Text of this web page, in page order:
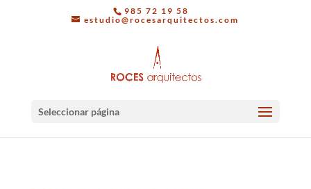
985 72 19 58
estudio@rocesarquitectos.com
Seleccionar página